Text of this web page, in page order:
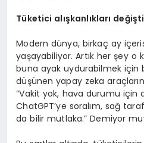
Tüketici alışkanlıkları değişti
Modern dünya, birkaç ay
yaşayabiliyor. Artık her şey o
buna ayak uydurabilmek için
düşünen yapay zeka
“Vakit yok, hava durumu için
ChatGPT’ye soralım, sağ
da bilir mutlaka.” Demiyor